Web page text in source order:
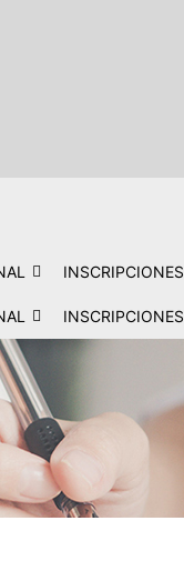
INSCRIPCIONES
INSCRIPCIONES